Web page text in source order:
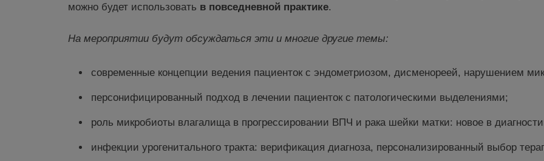
можно будет использовать в повседневной практике.
На мероприятии будут обсуждаться эти и многие другие темы:
современные концепции ведения пациенток с эндометриозом, дисменореей, нарушением
персонифицированный подход в лечении пациенток с патологическими выделениями;
роль микробиоты влагалища в прогрессировании ВПЧ и рака шейки матки: новое в
инфекции урогенитального тракта: верификация диагноза, персонализированный выбор